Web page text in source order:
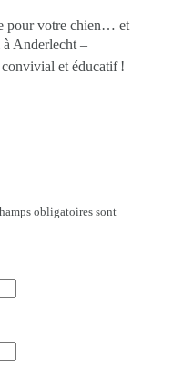
pour votre chien… et
Anderlecht –
et éducatif !
obligatoires sont